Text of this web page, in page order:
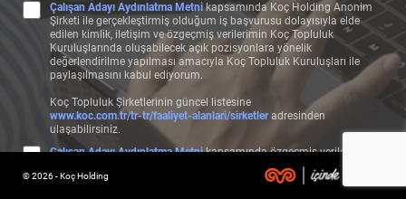
Çalışan Adayı Aydınlatma Metnikapsamında Koç Holding Anonim
Şirketi ile gerçekleştirmiş olduğum iş başvurusu dolayısıyla elde
edilen kimlik, iletişim ve özgeçmiş verilerimin Koç Topluluk
Kuruluşlarında oluşabilecek açık pozisyonlara yönelik
değerlendirilme yapılması amacıyla Koç Topluluk Kuruluşları ile
paylaşılmasını kabul ediyorum.
Koç Topluluk Şirketlerinin güncel listesine
www.koc.com.tr/tr-tr/faaliyet-alanlari/sirketleradresinden
ulaşabilirsiniz.
Çalışan Adayı Aydınlatma Metnikapsamında özgeçmiş verilerimin,
başvuru bilgilerime uygun olan pozisyonlarda değerlendirilebilmem
ve bu çerçeve özgeçmişime uygun şekilde test, görüşme, form ve
© 2026 - Koç Holding